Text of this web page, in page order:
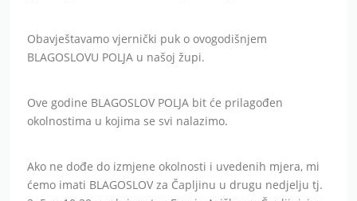
Obavještavamo vjernički puk o ovogodišnjem
BLAGOSLOVU POLJA u našoj župi.
Ove godine BLAGOSLOV POLJA bit će prilagođen
okolnostima u kojima se svi nalazimo.
Ako ne dođe do izmjene okolnosti i uvedenih mjera, mi
ćemo imati BLAGOSLOV za Čapljinu u drugu nedjelju tj.